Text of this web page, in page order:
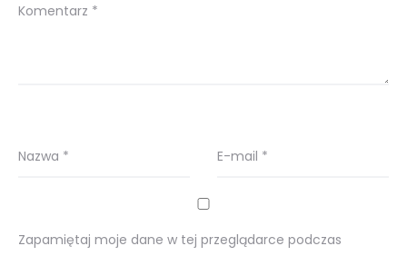
Komentarz *
Nazwa * E-mail *
Zapamiętaj moje dane w tej przeglądarce podczas